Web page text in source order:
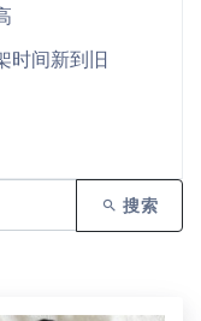
时间新到旧
搜索